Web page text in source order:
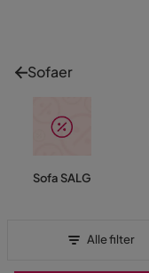
Sofaer
Sofa SALG
Alle filter